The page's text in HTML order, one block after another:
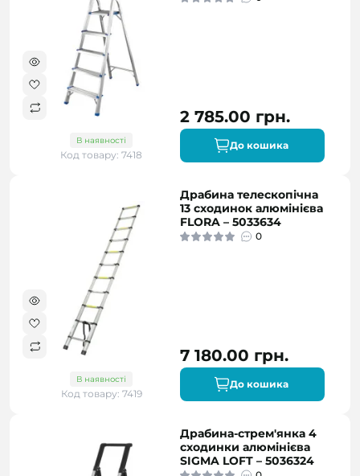
В наявності
Код товару: 7418
2 785.00 грн.
До кошика
В наявності
Код товару: 7419
Драбина телескопічна
13 сходинок алюмінієва
FLORA – 5033634
0
7 180.00 грн.
До кошика
Драбина-стрем'янка 4
сходинки алюмінієва
SIGMA LOFT – 5036324